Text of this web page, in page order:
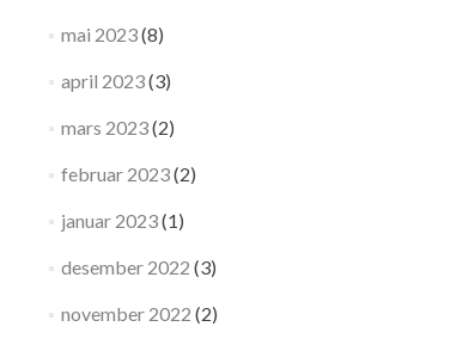
mai 2023(8)
april 2023(3)
mars 2023(2)
februar 2023(2)
januar 2023(1)
desember 2022 (3)
november 2022 (2)